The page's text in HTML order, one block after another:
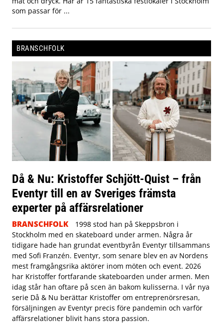
som passar för ...
BRANSCHFOLK
Då & Nu: Kristoffer Schjött-Quist – från
Eventyr till en av Sveriges främsta
experter på affärsrelationer
BRANSCHFOLK
1998 stod han på Skeppsbron i
Stockholm med en skateboard under armen. Några år
tidigare hade han grundat eventbyrån Eventyr tillsammans
med Sofi Franzén. Eventyr, som senare blev en av Nordens
mest framgångsrika aktörer inom möten och event. 2026
har Kristoffer fortfarande skateboarden under armen. Men
idag står han oftare på scen än bakom kulisserna. I vår nya
serie Då & Nu berättar Kristoffer om entreprenörsresan,
försäljningen av Eventyr precis före pandemin och varför
affärsrelationer blivit hans stora passion.